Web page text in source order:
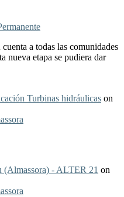
a todas las comunidades
nueva etapa se pudiera dar
Turbinas hidráulicas on
(Almassora) - ALTER 21 on